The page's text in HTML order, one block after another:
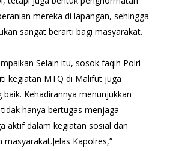
mereka di lapangan, sehingga
sangat berarti bagi masyarakat.
Selain itu, sosok faqih Polri
kegiatan MTQ di Malifut juga
Kehadirannya menunjukkan
hanya bertugas menjaga
aktif dalam kegiatan sosial dan
Kapolres,”